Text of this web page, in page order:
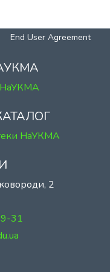
End User Agreement
НаУКМА
НаУКМА
2
31